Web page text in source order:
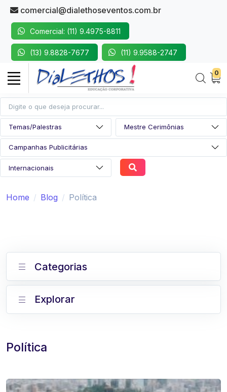
comercial@dialethoseventos.com.br
Comercial: (11) 9.4975-8811
(13) 9.8828-7677 (11) 9.9588-2747
0
Home Blog Política
Política
Categorias
Explorar